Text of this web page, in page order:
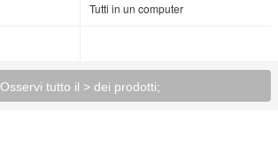
Tutti in un computer
Osservi tutto il > dei prodotti;